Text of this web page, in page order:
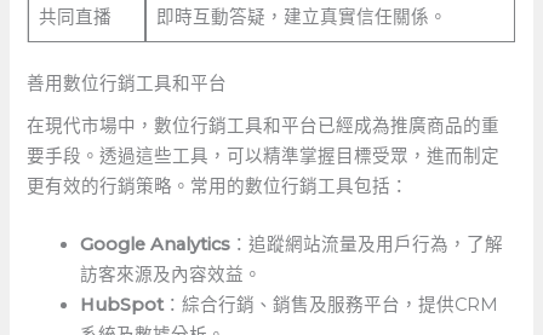
共同直播 即時互動答疑，建立真實信任關係。
善用數位行銷工具和平台
在現代市場中，數位行銷工具和平台已經成為推廣商品的重
要手段。透過這些工具，可以精準掌握目標受眾，進而制定
更有效的行銷策略。常用的數位行銷工具包括：
Google Analytics ：追蹤網站流量及用戶行為，了解
訪客來源及內容效益。
HubSpot：綜合行銷、銷售及服務平台，提供CRM